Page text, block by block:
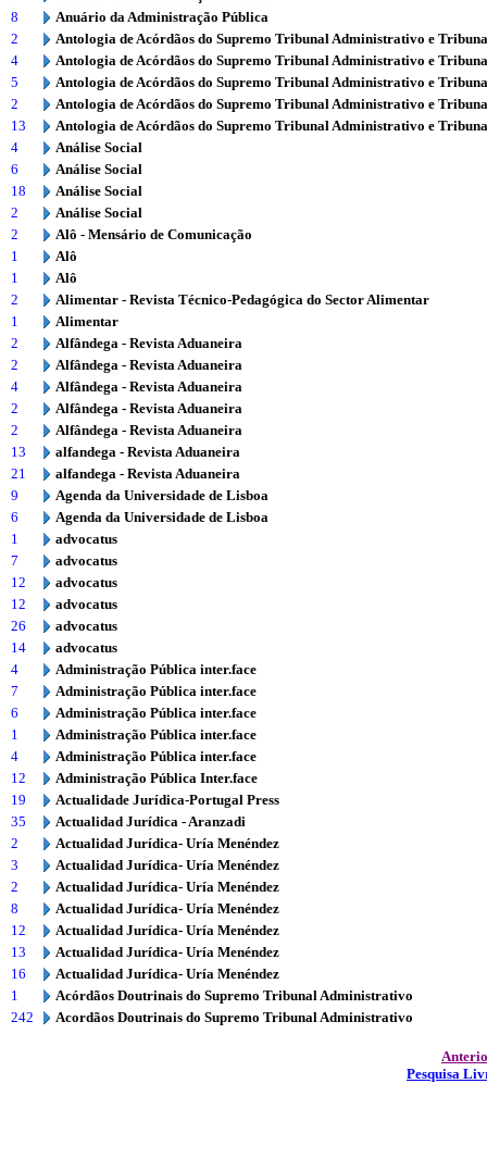
8
Anuário da Administração Pública
2
Antologia de Acórdãos do Supremo Tribunal Administrativo e
4
Antologia de Acórdãos do Supremo Tribunal Administrativo e
5
Antologia de Acórdãos do Supremo Tribunal Administrativo e
2
Antologia de Acórdãos do Supremo Tribunal Administrativo e
13
Antologia de Acórdãos do Supremo Tribunal Administrativo e
4
Análise Social
6
Análise Social
18
Análise Social
2
Análise Social
2
Alô - Mensário de Comunicação
1
Alô
1
Alô
2
Alimentar - Revista Técnico-Pedagógica do Sector Alimentar
1
Alimentar
2
Alfândega - Revista Aduaneira
2
Alfândega - Revista Aduaneira
4
Alfândega - Revista Aduaneira
2
Alfândega - Revista Aduaneira
2
Alfândega - Revista Aduaneira
13
alfandega - Revista Aduaneira
21
alfandega - Revista Aduaneira
9
Agenda da Universidade de Lisboa
6
Agenda da Universidade de Lisboa
1
advocatus
7
advocatus
12
advocatus
12
advocatus
26
advocatus
14
advocatus
4
Administração Pública inter.face
7
Administração Pública inter.face
6
Administração Pública inter.face
1
Administração Pública inter.face
4
Administração Pública inter.face
12
Administração Pública Inter.face
19
Actualidade Jurídica-Portugal Press
35
Actualidad Jurídica - Aranzadi
2
Actualidad Jurídica- Uría Menéndez
3
Actualidad Jurídica- Uría Menéndez
2
Actualidad Jurídica- Uría Menéndez
8
Actualidad Jurídica- Uría Menéndez
12
Actualidad Jurídica- Uría Menéndez
13
Actualidad Jurídica- Uría Menéndez
16
Actualidad Jurídica- Uría Menéndez
1
Acórdãos Doutrinais do Supremo Tribunal Administrativo
242
Acordãos Doutrinais do Supremo Tribunal Administrativo
Pesquisa